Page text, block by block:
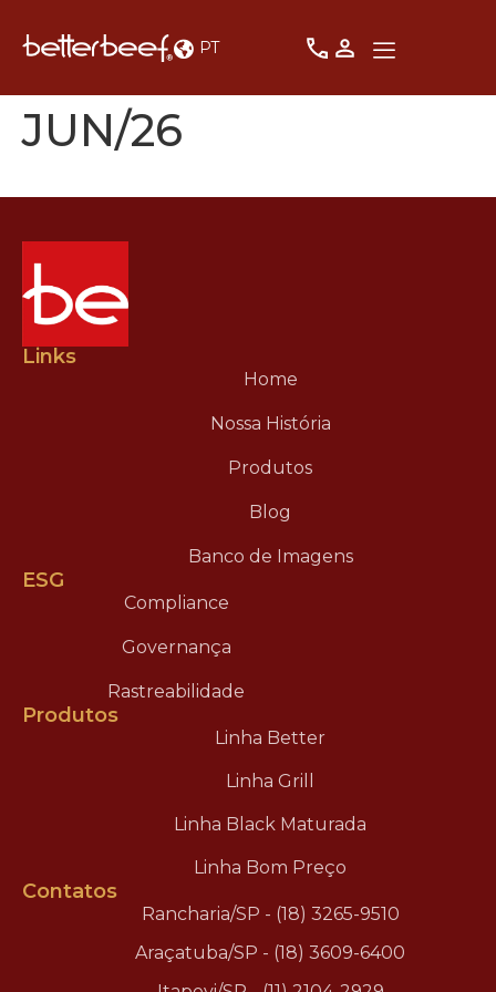
PT
JUN/26
Links
Home
Nossa História
Produtos
Blog
Banco de Imagens
ESG
Compliance
Governança
Rastreabilidade
Produtos
Linha Better
Linha Grill
Linha Black Maturada
Linha Bom Preço
Contatos
Rancharia/SP - (18) 3265-9510
Araçatuba/SP - (18) 3609-6400